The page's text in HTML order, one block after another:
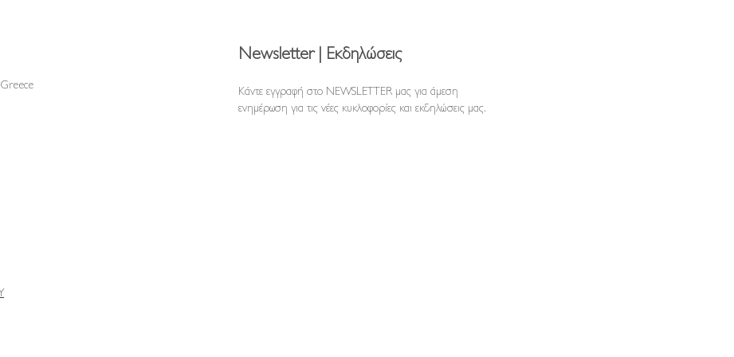
Greece
Newsletter | Εκδηλώσεις
Κάντε εγγραφή στο NEWSLETTER μας για άμεση
ενημέρωση για τις νέες κυκλοφορίες και εκδηλώσεις μας.